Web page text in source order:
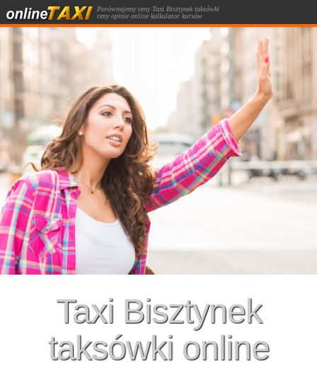
Porównujemy ceny Taxi Bisztynek taksówki
ceny opinie online kalkulator kursów
taksówką.
Taxi Bisztynek
taksówki online